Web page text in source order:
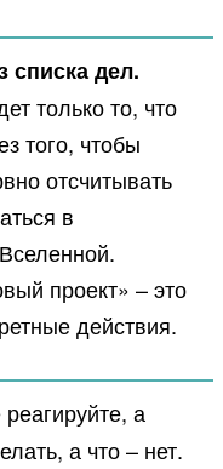
списка дел.
только то, что
того, чтобы
отсчитывать
в
проект» – это
действия.
а
а что – нет.